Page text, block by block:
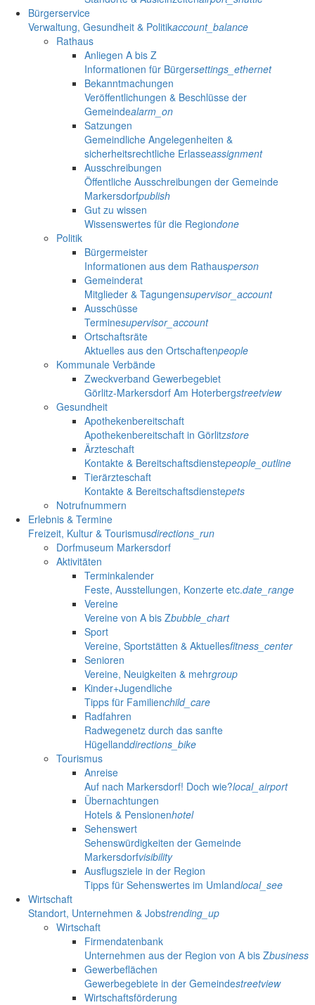
Bürgerservice
Verwaltung, Gesundheit & Politikaccount_balance
Rathaus
Anliegen A bis Z
Informationen für Bürgersettings_ethernet
Bekanntmachungen
Veröffentlichungen & Beschlüsse der
Gemeindealarm_on
Satzungen
Gemeindliche Angelegenheiten &
sicherheitsrechtliche Erlasseassignment
Ausschreibungen
Öffentliche Ausschreibungen der Gemeinde
Markersdorfpublish
Gut zu wissen
Wissenswertes für die Regiondone
Politik
Bürgermeister
Informationen aus dem Rathausperson
Gemeinderat
Mitglieder & Tagungensupervisor_account
Ausschüsse
Terminesupervisor_account
Ortschaftsräte
Aktuelles aus den Ortschaftenpeople
Kommunale Verbände
Zweckverband Gewerbegebiet
Görlitz-Markersdorf Am Hoterbergstreetview
Gesundheit
Apothekenbereitschaft
Apothekenbereitschaft in Görlitzstore
Ärzteschaft
Kontakte & Bereitschaftsdienstepeople_outline
Tierärzteschaft
Kontakte & Bereitschaftsdienstepets
Notrufnummern
Erlebnis & Termine
Freizeit, Kultur & Tourismusdirections_run
Dorfmuseum Markersdorf
Aktivitäten
Terminkalender
Feste, Ausstellungen, Konzerte etc.date_range
Vereine
Vereine von A bis Zbubble_chart
Sport
Vereine, Sportstätten & Aktuellesfitness_center
Senioren
Vereine, Neuigkeiten & mehrgroup
Kinder+Jugendliche
Tipps für Familienchild_care
Radfahren
Radwegenetz durch das sanfte
Hügellanddirections_bike
Tourismus
Anreise
Auf nach Markersdorf! Doch wie?local_airport
Übernachtungen
Hotels & Pensionenhotel
Sehenswert
Sehenswürdigkeiten der Gemeinde
Markersdorfvisibility
Ausflugsziele in der Region
Tipps für Sehenswertes im Umlandlocal_see
Wirtschaft
Standort, Unternehmen & Jobstrending_up
Wirtschaft
Firmendatenbank
Unternehmen aus der Region von A bis Zbusiness
Gewerbeflächen
Gewerbegebiete in der Gemeindestreetview
Wirtschaftsförderung